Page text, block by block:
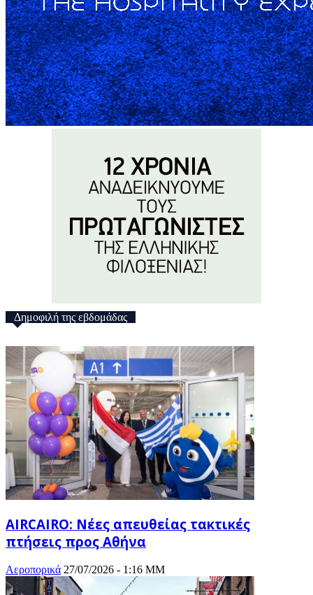
Δημοφιλή της εβδομάδας
AIRCAIRO: Νέες απευθείας τακτικές
πτήσεις προς Αθήνα
Αεροπορικά 27/07/2026 - 1:16 ΜΜ